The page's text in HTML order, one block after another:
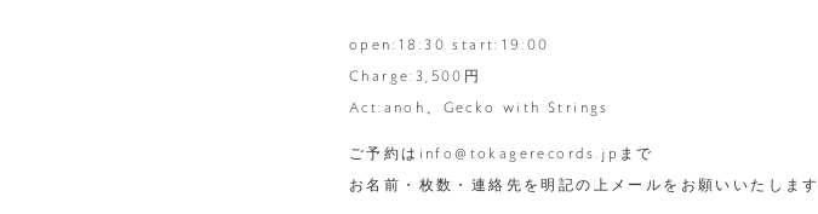
open:18:30 start:19:00
Charge:3,500円
Act:anoh、Gecko with Strings
ご予約はinfo@tokagerecords.jpまで
お名前・枚数・連絡先を明記の上メールをお願いいたします